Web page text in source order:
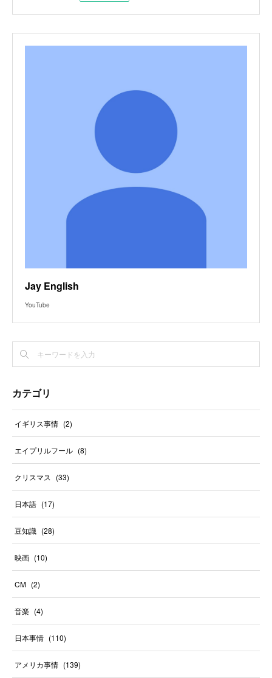
Jay English
YouTube
カテゴリ
イギリス事情 (2)
エイプリルフール (8)
クリスマス (33)
日本語 (17)
豆知識 (28)
映画 (10)
CM (2)
音楽 (4)
日本事情 (110)
アメリカ事情 (139)